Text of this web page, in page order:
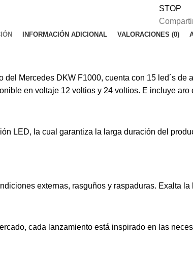
STOP
INFORMACIÓN ADICIONAL VALORACIONES (0)
Mercedes DKW F1000, cuenta con 15 led´s
en voltaje 12 voltios y 24 voltios. E incluye
LED, la cual garantiza la larga duración del
externas, rasguños y raspaduras. Exalta
cada lanzamiento está inspirado en las